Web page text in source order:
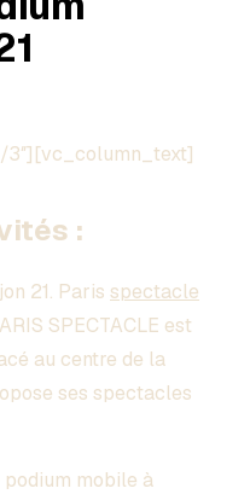
:
21. Paris spectacle
SPECTACLE est
au centre de la
ses spectacles
podium mobile à